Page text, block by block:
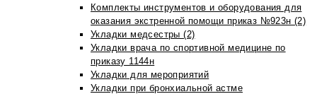
Комплекты инструментов и оборудования для
оказания экстренной помощи приказ №923н (2)
Укладки медсестры (2)
Укладки врача по спортивной медицине по
приказу 1144н
Укладки для мероприятий
Укладки при бронхиальной астме